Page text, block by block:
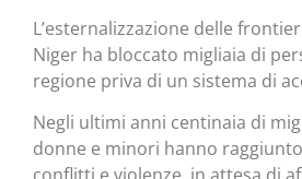
L’esternalizzazione delle
Niger ha bloccato migliaia di
regione priva di un sistema di
Negli ultimi anni centinaia di
donne e minori hanno